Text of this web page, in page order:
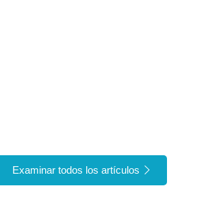
Examinar todos los artículos